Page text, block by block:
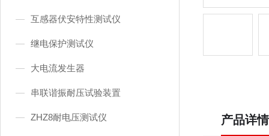
互感器伏安特性测试仪
继电保护测试仪
大电流发生器
串联谐振耐压试验装置
ZHZ8耐电压测试仪 产品详情